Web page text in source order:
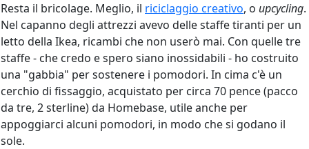
Resta il bricolage. Meglio, il riciclaggio creativo, o upcycling.
Nel capanno degli attrezzi avevo delle staffe tiranti per un
letto della Ikea, ricambi che non userò mai. Con quelle tre
staffe - che credo e spero siano inossidabili - ho costruito
una "gabbia" per sostenere i pomodori. In cima c'è un
cerchio di fissaggio, acquistato per circa 70 pence (pacco
da tre, 2 sterline) da Homebase, utile anche per
appoggiarci alcuni pomodori, in modo che si godano il
sole.